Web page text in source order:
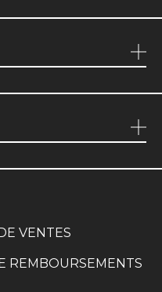
VENTES
REMBOURSEMENTS